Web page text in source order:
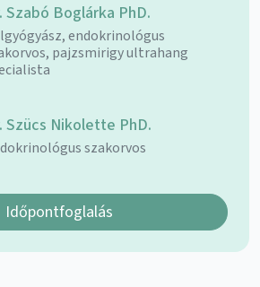
Szabó Boglárka PhD.
endokrinológus
pajzsmirigy ultrahang
Szücs Nikolette PhD.
szakorvos
Időpontfoglalás